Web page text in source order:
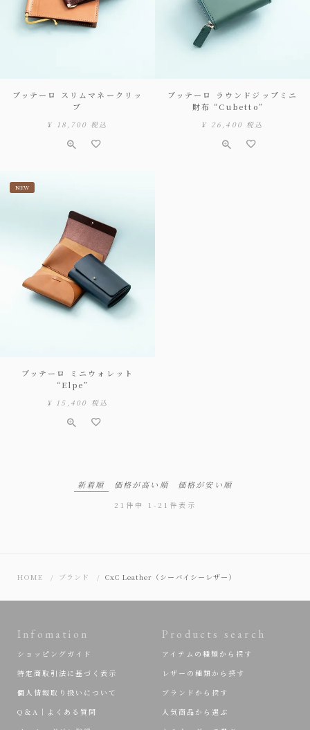
ブッテーロ スリムマネークリッ
プ
¥ 18,700 税込
ブッテーロ ラウンドジップミニ
財布 “Cubetto”
¥ 26,400 税込
NEW
ブッテーロ ミニウォレット
“Elpe”
¥ 15,400 税込
新着順 価格が高い順 価格が安い順
21 件中 1 - 21 件表示
HOME ブランド CxC Leather（シーバイシーレザー）
Infomation
ショッピングガイド
特定商取引法に基づく表示
個人情報取り扱いについて
Q＆A｜よくある質問
Products search
アイテムの種類から探す
レザーの種類から探す
ブランドから探す
人気商品から選ぶ